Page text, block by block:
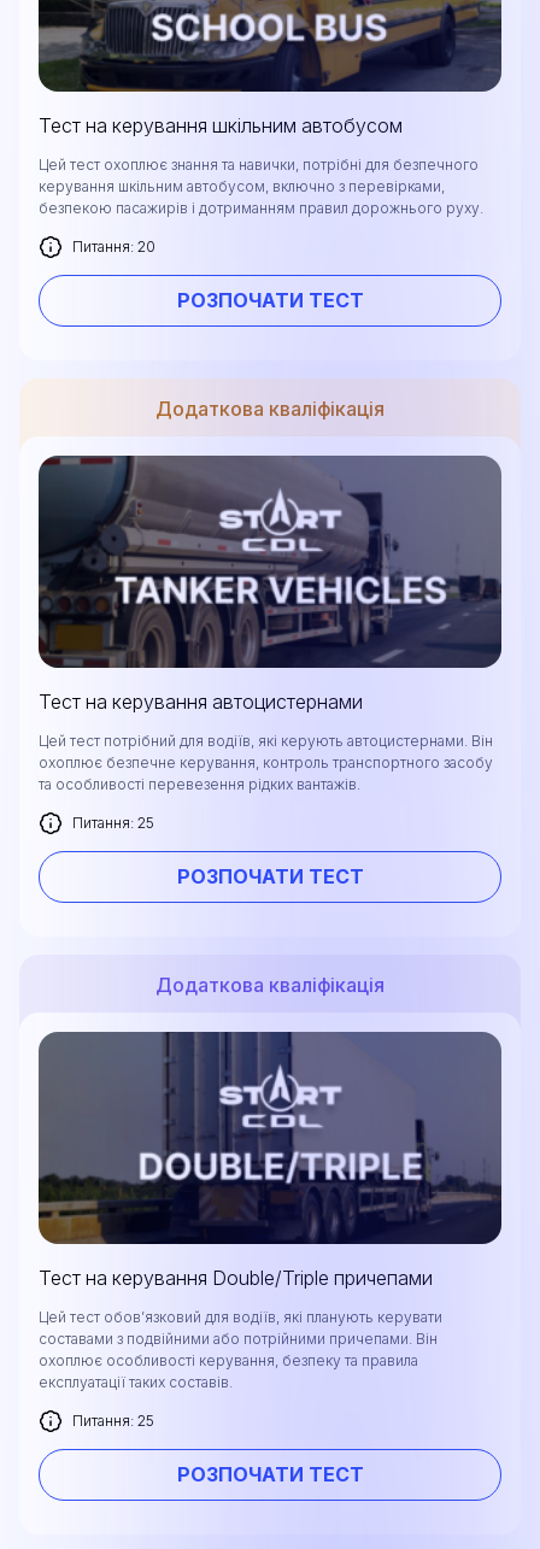
Тест на керування шкільним автобусом
Цей тест охоплює знання та навички, потрібні для безпечного
керування шкільним автобусом, включно з перевірками,
безпекою пасажирів і дотриманням правил дорожнього руху.
Питання: 20
РОЗПОЧАТИ ТЕСТ
Додаткова кваліфікація
Тест на керування автоцистернами
Цей тест потрібний для водіїв, які керують автоцистернами. Він
охоплює безпечне керування, контроль транспортного засобу
та особливості перевезення рідких вантажів.
Питання: 25
РОЗПОЧАТИ ТЕСТ
Додаткова кваліфікація
Тест на керування Double/Triple причепами
Цей тест обов’язковий для водіїв, які планують керувати
составами з подвійними або потрійними причепами. Він
охоплює особливості керування, безпеку та правила
експлуатації таких составів.
Питання: 25
РОЗПОЧАТИ ТЕСТ
Залиште свої дані, і ми надамо вам
безкоштовну консультацію щодо процесу
навчання та можливостей працевлаштування